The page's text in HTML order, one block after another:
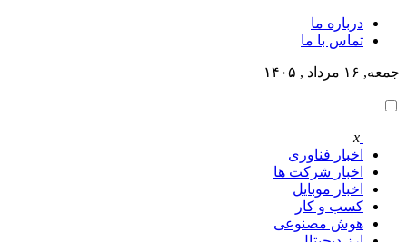
درباره ما
تماس با ما
جمعه, ۱۶ مرداد , ۱۴۰۵
x
اخبار فناوری
اخبار شرکت ها
اخبار موبایل
کسب و کار
هوش مصنوعی